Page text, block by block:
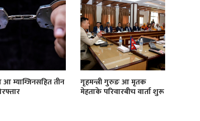
म्याग्जिनसहित तीन गृहमन्त्री गुरुङ आ मृतक
मेहताके परिवारबीच वार्ता शुरू